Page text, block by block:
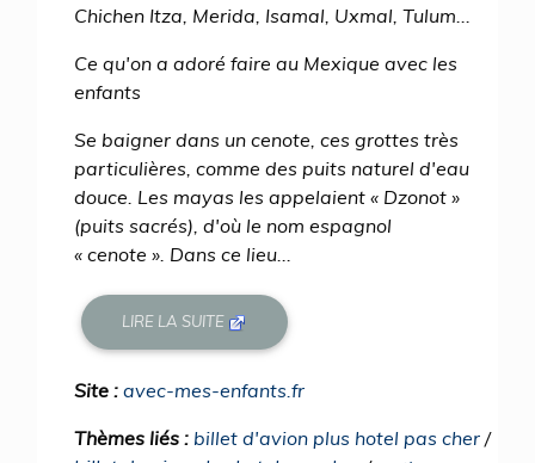
Chichen Itza, Merida, Isamal, Uxmal, Tulum...
Ce qu'on a adoré faire au Mexique avec les
enfants
Se baigner dans un cenote, ces grottes très
particulières, comme des puits naturel d'eau
douce. Les mayas les appelaient « Dzonot »
(puits sacrés), d'où le nom espagnol
« cenote ». Dans ce lieu...
LIRE LA SUITE
Site : avec-mes-enfants.fr
Thèmes liés : billet d'avion plus hotel pas cher /